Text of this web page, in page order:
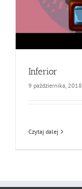
Inferior
9 października, 2018
Czytaj dalej